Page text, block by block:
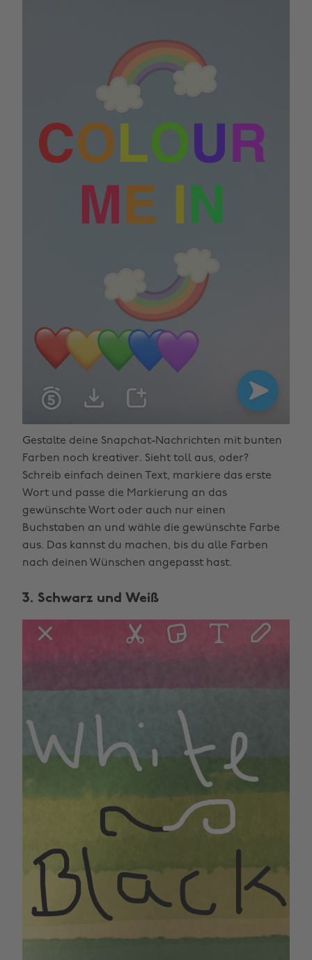
Gestalte deine Snapchat-Nachrichten mit bunten
Farben noch kreativer. Sieht toll aus, oder?
Schreib einfach deinen Text, markiere das erste
Wort und passe die Markierung an das
gewünschte Wort oder auch nur einen
Buchstaben an und wähle die gewünschte Farbe
aus. Das kannst du machen, bis du alle Farben
nach deinen Wünschen angepasst hast.
3. Schwarz und Weiß